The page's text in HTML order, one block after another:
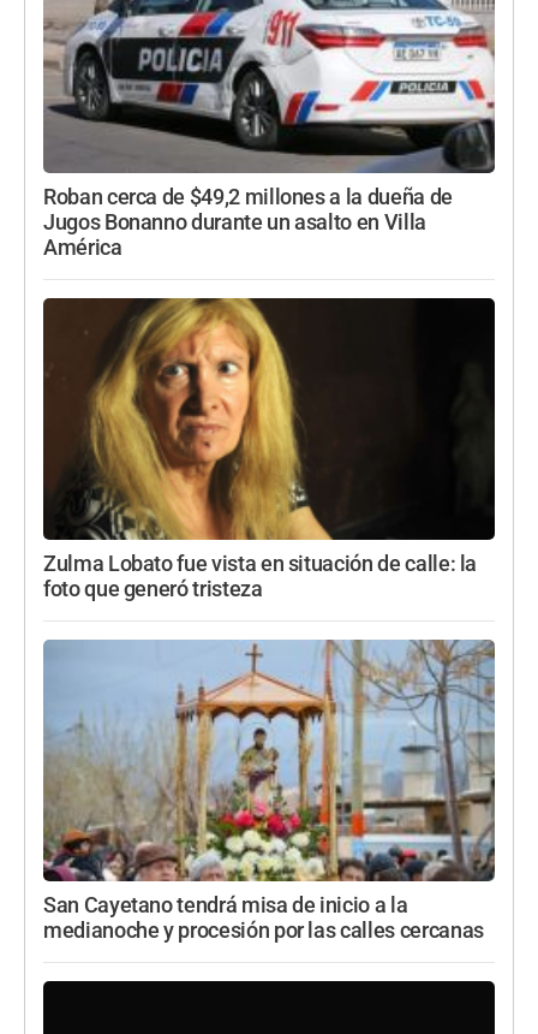
Roban cerca de $49,2 millones a la dueña de
Jugos Bonanno durante un asalto en Villa
América
Zulma Lobato fue vista en situación de calle: la
foto que generó tristeza
San Cayetano tendrá misa de inicio a la
medianoche y procesión por las calles cercanas